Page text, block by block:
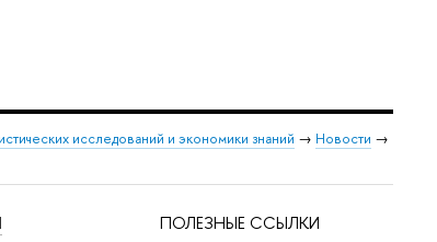
исследований и экономики знаний → Новости →
ПОЛЕЗНЫЕ ССЫЛКИ